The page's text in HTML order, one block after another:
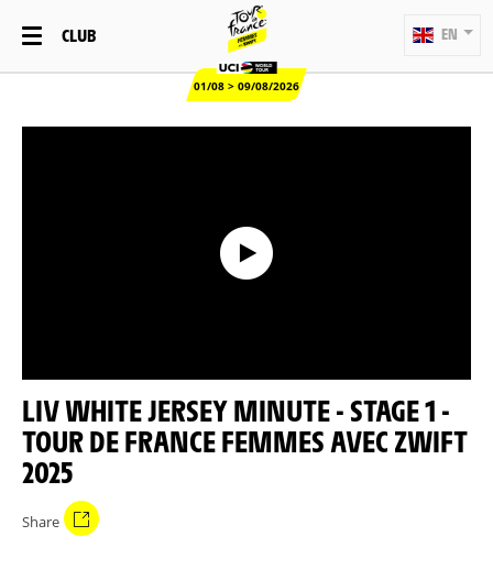
CLUB
01/08 > 09/08/2026
EN
LIV WHITE JERSEY MINUTE - STAGE 1 -
TOUR DE FRANCE FEMMES AVEC ZWIFT
2025
Share